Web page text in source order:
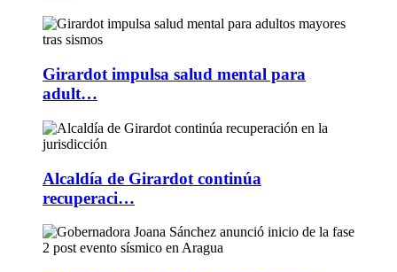
Girardot impulsa salud mental para
adult…
Alcaldía de Girardot continúa
recuperaci…